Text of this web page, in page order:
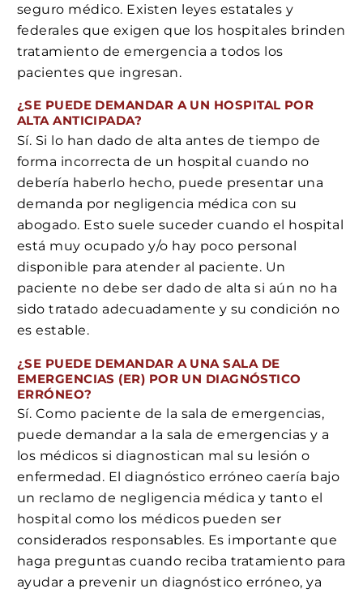
seguro médico. Existen leyes estatales y
federales que exigen que los hospitales brinden
tratamiento de emergencia a todos los
pacientes que ingresan.
¿SE PUEDE DEMANDAR A UN HOSPITAL POR
ALTA ANTICIPADA?
Sí. Si lo han dado de alta antes de tiempo de
forma incorrecta de un hospital cuando no
debería haberlo hecho, puede presentar una
demanda por negligencia médica con su
abogado. Esto suele suceder cuando el hospital
está muy ocupado y/o hay poco personal
disponible para atender al paciente. Un
paciente no debe ser dado de alta si aún no ha
sido tratado adecuadamente y su condición no
es estable.
¿SE PUEDE DEMANDAR A UNA SALA DE
EMERGENCIAS (ER) POR UN DIAGNÓSTICO
ERRÓNEO?
Sí. Como paciente de la sala de emergencias,
puede demandar a la sala de emergencias y a
los médicos si diagnostican mal su lesión o
enfermedad. El diagnóstico erróneo caería bajo
un reclamo de negligencia médica y tanto el
hospital como los médicos pueden ser
considerados responsables. Es importante que
haga preguntas cuando reciba tratamiento para
ayudar a prevenir un diagnóstico erróneo, ya